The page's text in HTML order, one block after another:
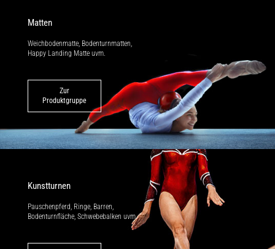
Matten
Weichbodenmatte, Bodenturnmatten,
Happy Landing Matte uvm.
Zur
Produktgruppe
Kunstturnen
Pauschenpferd, Ringe, Barren,
Bodenturnfläche, Schwebebalken uvm.